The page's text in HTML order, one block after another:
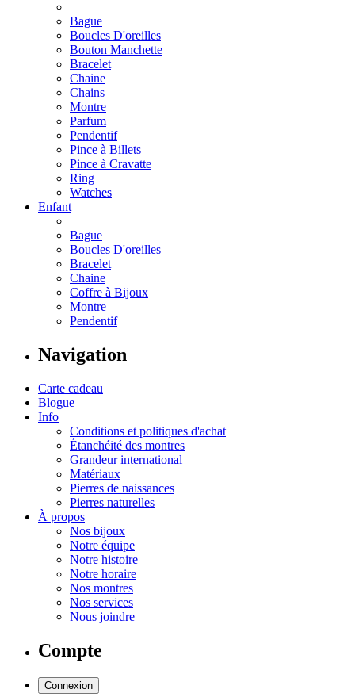
Bague
Boucles D'oreilles
Bouton Manchette
Bracelet
Chaine
Chains
Montre
Parfum
Pendentif
Pince à Billets
Pince à Cravatte
Ring
Watches
Enfant
Bague
Boucles D'oreilles
Bracelet
Chaine
Coffre à Bijoux
Montre
Pendentif
Navigation
Carte cadeau
Blogue
Info
Conditions et politiques d'achat
Étanchéité des montres
Grandeur international
Matériaux
Pierres de naissances
Pierres naturelles
À propos
Nos bijoux
Notre équipe
Notre histoire
Notre horaire
Nos montres
Nos services
Nous joindre
Compte
Connexion